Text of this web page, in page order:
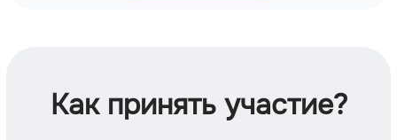
Как принять участие?